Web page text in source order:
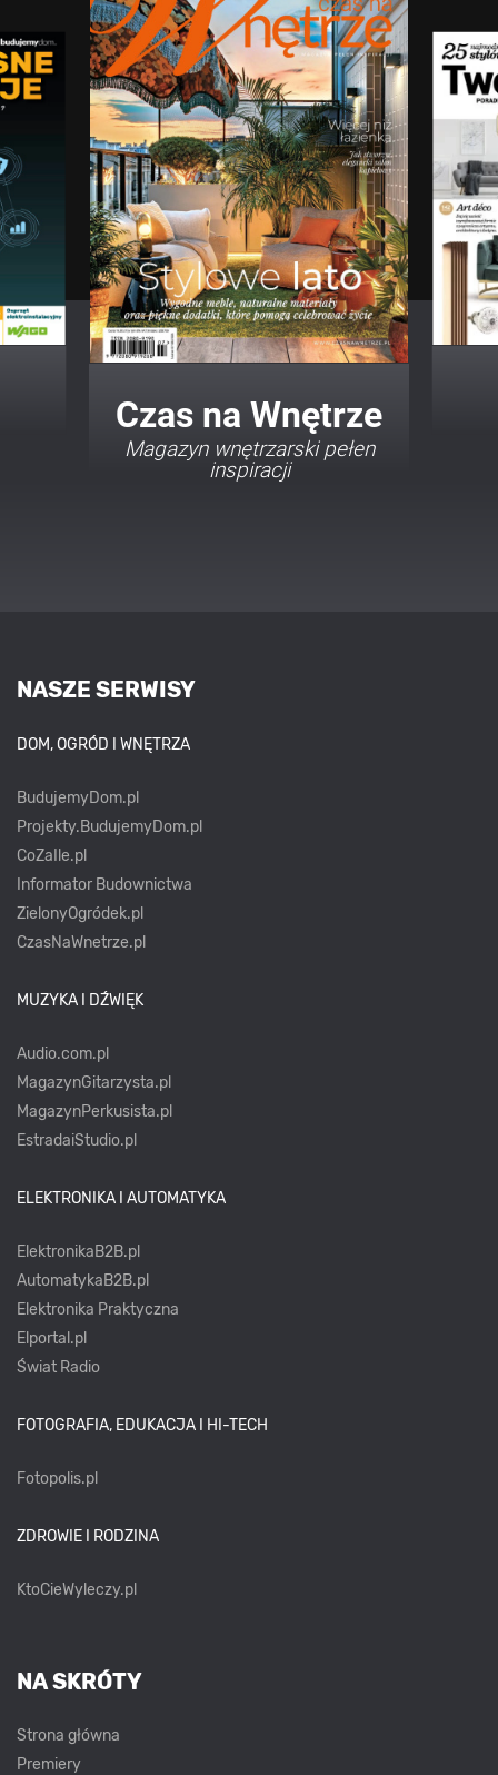
Twój Dom Twój Styl
Porady i inspiracje w
najmodniejszych stylach
NASZE SERWISY
DOM, OGRÓD I WNĘTRZA
BudujemyDom.pl
Projekty.BudujemyDom.pl
CoZaIle.pl
Informator Budownictwa
ZielonyOgródek.pl
CzasNaWnetrze.pl
MUZYKA I DŹWIĘK
Audio.com.pl
MagazynGitarzysta.pl
MagazynPerkusista.pl
EstradaiStudio.pl
ELEKTRONIKA I AUTOMATYKA
ElektronikaB2B.pl
AutomatykaB2B.pl
Elektronika Praktyczna
Elportal.pl
Świat Radio
FOTOGRAFIA, EDUKACJA I HI-TECH
Fotopolis.pl
ZDROWIE I RODZINA
KtoCieWyleczy.pl
NA SKRÓTY
Strona główna
Premiery